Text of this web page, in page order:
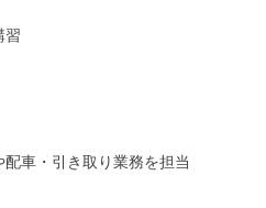
習
車・引き取り業務を担当